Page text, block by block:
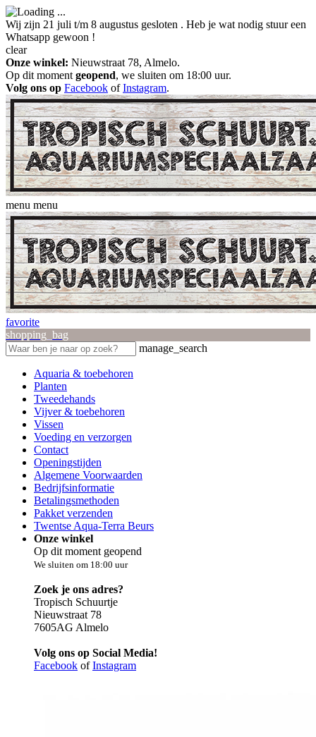
Wij zijn 21 juli t/m 8 augustus gesloten . Heb je wat nodig stuur een
Whatsapp gewoon !
clear
Onze winkel: Nieuwstraat 78, Almelo.
Op dit moment geopend, we sluiten om 18:00 uur.
Volg ons op Facebook ofInstagram.
menu menu
favorite
shopping_bag
manage_search
Aquaria & toebehoren
Planten
Tweedehands
Vijver & toebehoren
Vissen
Voeding en verzorgen
Contact
Openingstijden
Algemene Voorwaarden
Bedrijfsinformatie
Betalingsmethoden
Pakket verzenden
Twentse Aqua-Terra Beurs
Onze winkel
Op dit moment geopend
We sluiten om 18:00 uur
Zoek je ons adres?
Tropisch Schuurtje
Nieuwstraat 78
7605AG Almelo
Volg ons op Social Media!
Facebook ofInstagram